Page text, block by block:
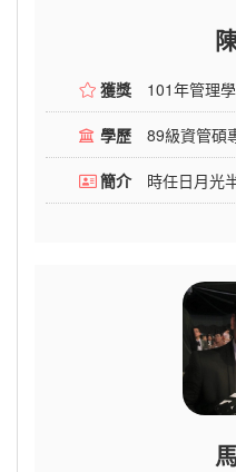
獲獎 101年管理
學歷 89級資管碩
簡介 時任日月光